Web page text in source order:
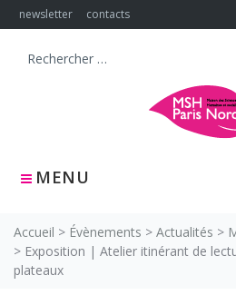
Skip
to
newsletter contacts
MENU
Search
Accueil > Évènements > Actualités >
> Exposition | Atelier itinérant de
plateaux